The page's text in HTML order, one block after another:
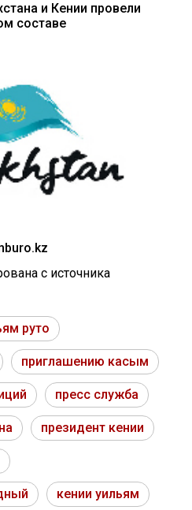
и Кении провели
составе
с источника
руто
приглашению касым
пресс служба
президент кении
кении уильям